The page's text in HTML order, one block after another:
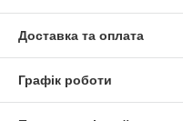
Доставка та оплата
Графік роботи